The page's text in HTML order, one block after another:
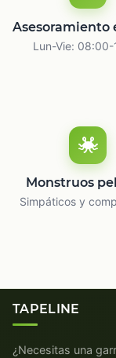
Asesoramiento
Lun-Vie: 08:00-
Monstruos
Simpáticos y
TAPELINE
¿Necesitas una